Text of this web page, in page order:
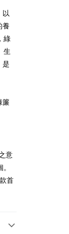
以
養
綠
生
是
簾
意
首